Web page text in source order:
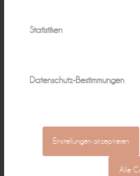
Statistiken
Datenschutz-Bestimmungen
Einstellungen akzeptieren
Alle
Hinterlasse einen